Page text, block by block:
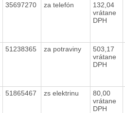
35697270 za telefón
132,04
vrátane
DPH
51238365 za potraviny
503,17
vrátane
DPH
51865467 zs elektrinu
80,00
vrátane
DPH